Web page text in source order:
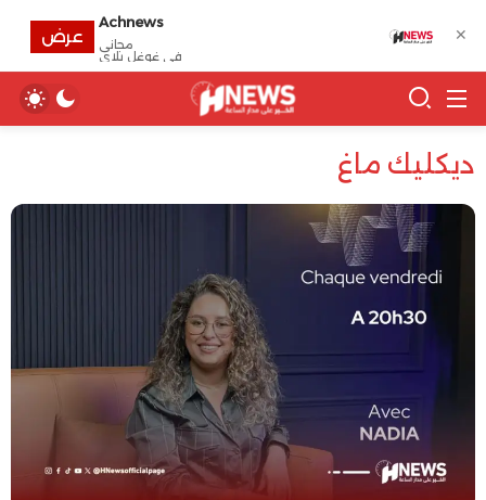
ديكليك ماغ
✕
Achnews
مجانى
في غوغل بلاي
عرض